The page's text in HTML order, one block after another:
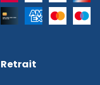
Retrait